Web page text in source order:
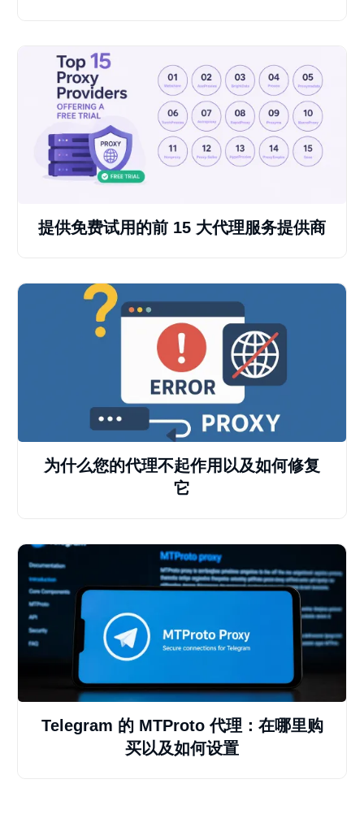
提供免费试用的前 15 大代理服务提供商
为什么您的代理不起作用以及如何修复
它
Telegram 的 MTProto 代理：在哪里购
买以及如何设置